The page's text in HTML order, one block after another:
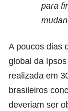
para
A poucos dias
global da Ipsos
realizada em
brasileiros
deveriam ser